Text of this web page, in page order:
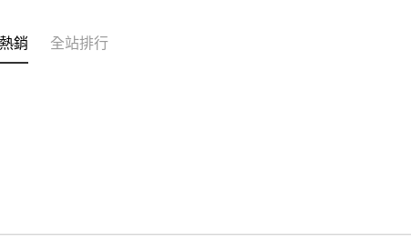
銷 全站排行